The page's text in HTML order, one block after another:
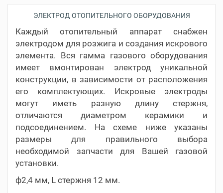
ЭЛЕКТРОД ОТОПИТЕЛЬНОГО ОБОРУДОВАНИЯ
Каждый отопительный аппарат снабжен
электродом для розжига и создания искрового
элемента. Вся гамма газового оборудования
имеет вмонтирован электрод уникальной
конструкции, в зависимости от расположения
его комплектующих. Искровые электроды
могут иметь разную длину стержня,
отличаются диаметром керамики и
подсоединением. На схеме ниже указаны
размеры для правильного выбора
необходимой запчасти для Вашей газовой
установки.
ф2,4 мм, L стержня 12 мм.